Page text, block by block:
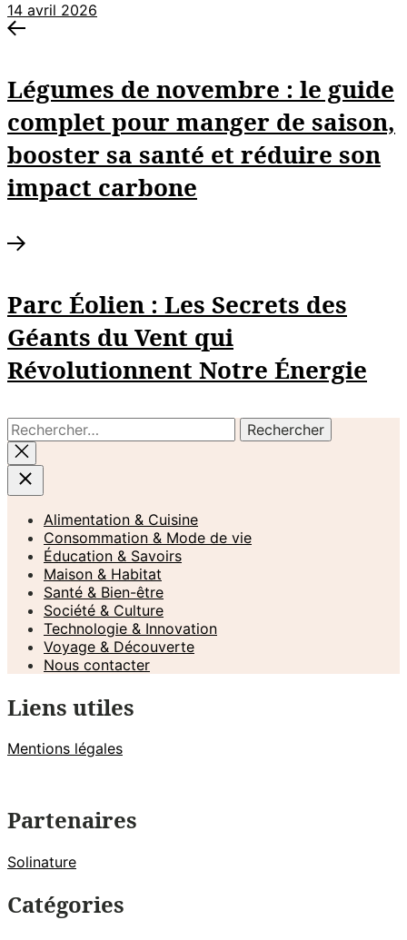
14 avril 2026
Navigation
l’article
Previous
Légumes de novembre : le guide
complet pour manger de saison,
booster sa santé et réduire son
impact carbone
Next
Parc Éolien : Les Secrets des
Géants du Vent qui
Révolutionnent Notre Énergie
Rechercher :
Alimentation & Cuisine
Consommation & Mode de vie
Éducation & Savoirs
Maison & Habitat
Santé & Bien-être
Société & Culture
Technologie & Innovation
Voyage & Découverte
Nous contacter
Liens utiles
Mentions légales
Partenaires
Solinature
Catégories